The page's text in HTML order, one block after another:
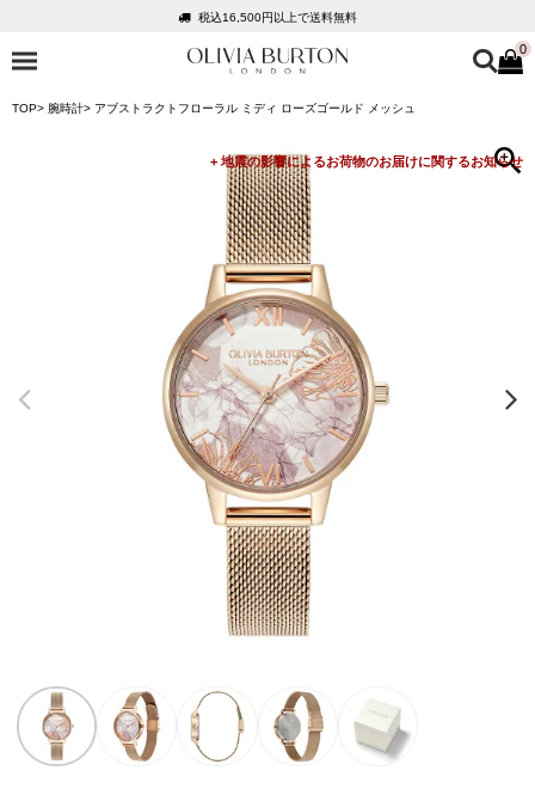
税込16,500円以上で送料無料
会員登録で1,000円分のポイントプレゼント
税込16,500円以上で送料無料
会員登録で1,000円分のポイントプレゼント
公式パッケージでお届け
0
TOP 腕時計 アブストラクトフローラル ミディ ローズゴールド メッシュ